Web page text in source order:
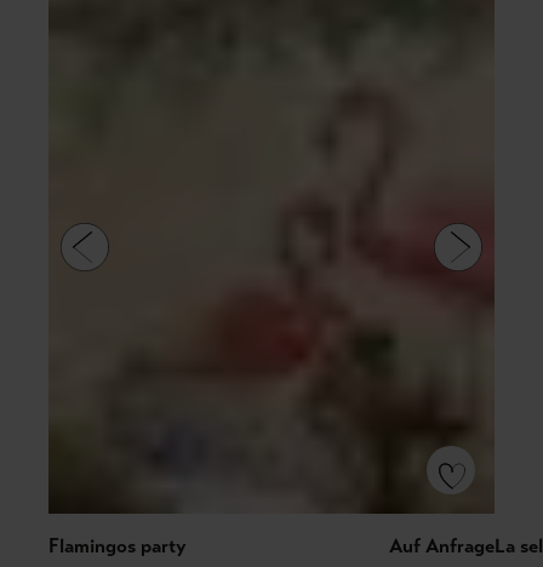
Flamingos party Auf AnfrageLa